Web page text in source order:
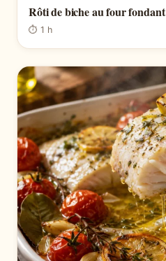
Rôti de biche au four fondant
⏱ 1 h